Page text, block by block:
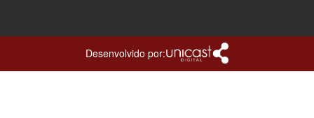
Desenvolvido por: